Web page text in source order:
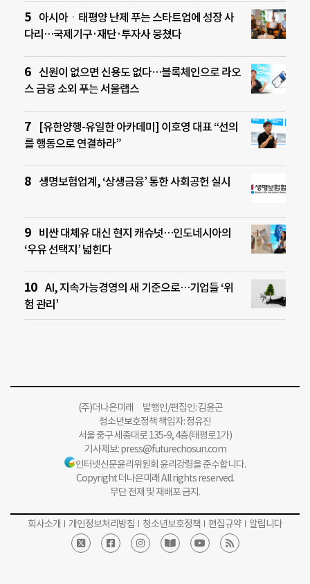
아시아ㆍ태평양 난제 푸는 스타트업에 성장 사
다리…국제기구·재단·투자사 뭉쳤다
신원이 없으면 신용도 없다…블록체인으로 라오
스 금융 소외 푸는 서울랩스
[유한양행-유일한 아카데미] 이호영 대표 “선의
를 행동으로 연결하라”
생명보험업계, ‘상생금융’ 통한 사회공헌 실시
비싼 대체유 대신 현지 캐슈넛…인도네시아의
‘우유 선택지’ 넓힌다
AI, 지속가능경영의 새 기준으로…기업들 ‘위
험 관리’
(주)더나은미래 발행인/편집인: 김윤곤
청소년보호정책 책임자: 정유진
서울 중구 세종대로 135-9, 4층(태평로1가)
기사제보:press@futurechosun.com
인터넷신문윤리위원회 윤리강령을 준수합니다.
Copyright 더나은미래 All rights reserved.
무단 전재 및 재배포 금지.
회사소개 개인정보처리방침 청소년보호정책 편집규약 알립니다